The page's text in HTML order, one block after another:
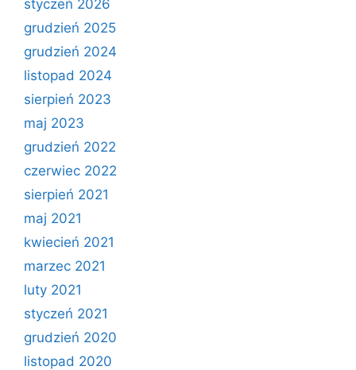
styczeń 2026
grudzień 2025
grudzień 2024
listopad 2024
sierpień 2023
maj 2023
grudzień 2022
czerwiec 2022
sierpień 2021
maj 2021
kwiecień 2021
marzec 2021
luty 2021
styczeń 2021
grudzień 2020
listopad 2020